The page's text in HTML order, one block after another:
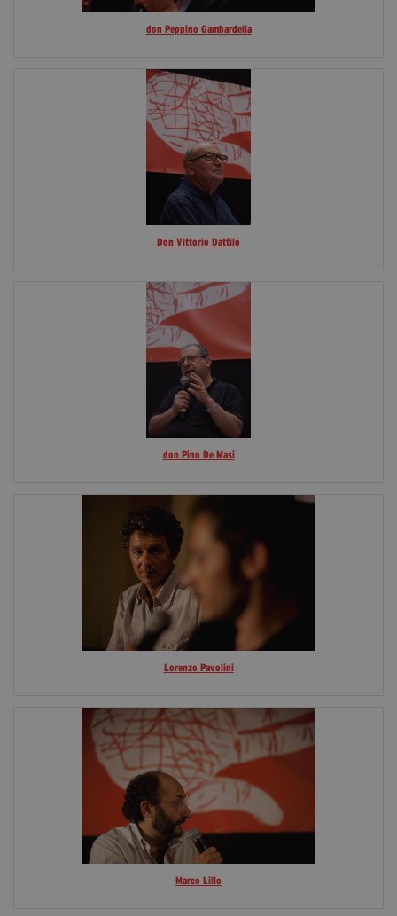
don Peppino Gambardella
Don Vittorio Dattilo
don Pino De Masi
Lorenzo Pavolini
Marco Lillo